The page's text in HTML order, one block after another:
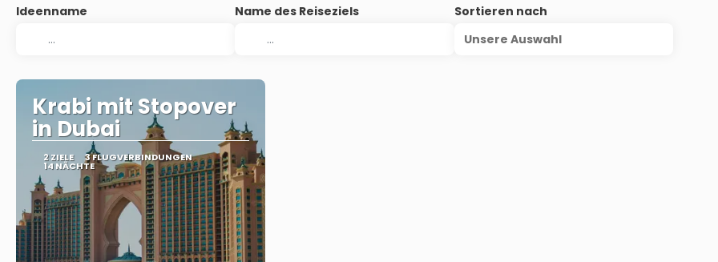
Ideenname Name des Reiseziels
Sortieren nach
Unsere Auswahl
Krabi mit Stopover
in Dubai
2 ZIELE 3 FLUGVERBINDUNGEN
14 NÄCHTE